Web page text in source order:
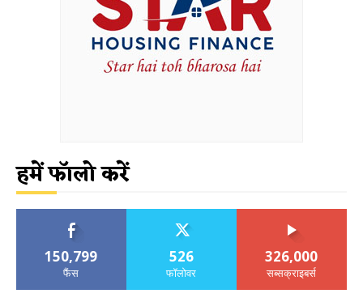
हमें फॉलो करें
150,799
फैंस
526
फॉलोवर
326,000
सब्सक्राइबर्स